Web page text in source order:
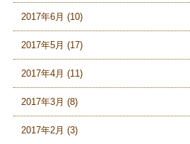
2017年6月 (10)
2017年5月 (17)
2017年4月 (11)
2017年3月 (8)
2017年2月 (3)